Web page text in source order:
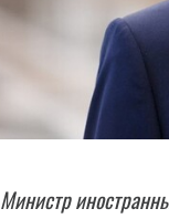
Министр